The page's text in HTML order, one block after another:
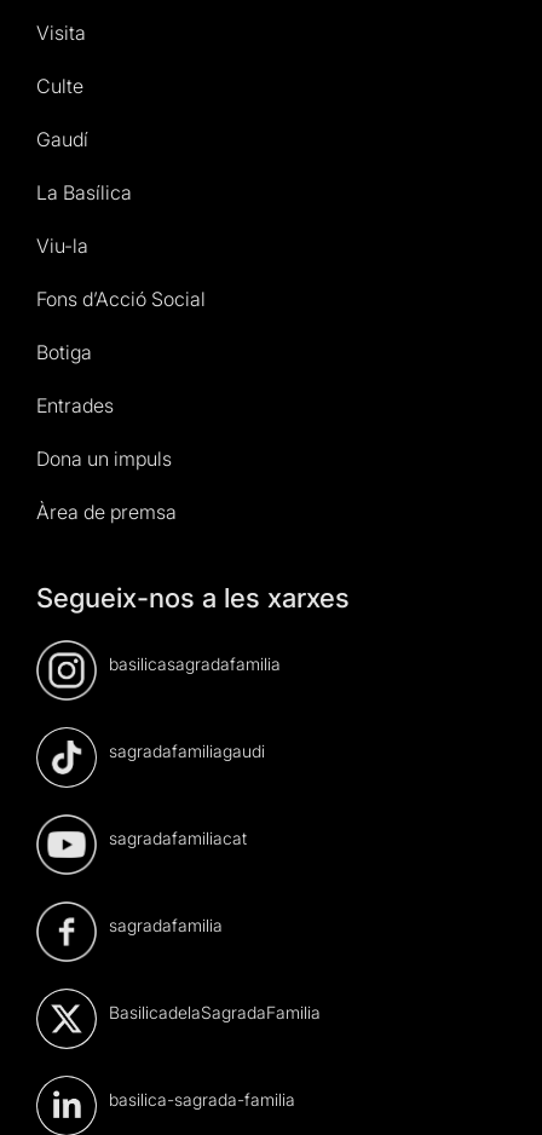
Visita
Culte
Gaudí
La Basílica
Viu-la
Fons d’Acció Social
Botiga
Entrades
Dona un impuls
Àrea de premsa
Segueix-nos a les xarxes
basilicasagradafamilia
sagradafamiliagaudi
sagradafamiliacat
sagradafamilia
BasilicadelaSagradaFamilia
basilica-sagrada-familia